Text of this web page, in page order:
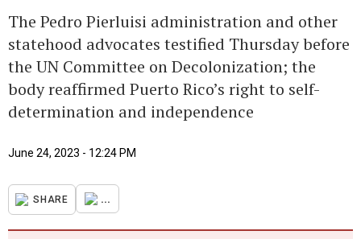
The Pedro Pierluisi administration and other
statehood advocates testified Thursday before
the UN Committee on Decolonization; the
body reaffirmed Puerto Rico’s right to self-
determination and independence
June 24, 2023 - 12:24 PM
SHARE ...